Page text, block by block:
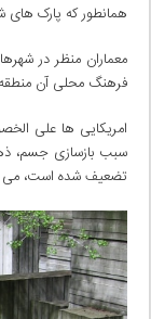
همانطور که پارک
معماران منظر در
فرهنگ محلی آن
امریکایی ها علی
سبب بازسازی جسم،
تضعیف شده است، می